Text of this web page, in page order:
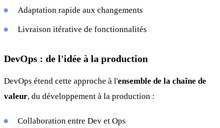
Adaptation rapide aux changements
Livraison itérative de fonctionnalités
DevOps : de l'idée à la production
DevOps étend cette approche à l'ensemble de la chaîne de
valeur, du développement à la production :
Collaboration entre Dev et Ops